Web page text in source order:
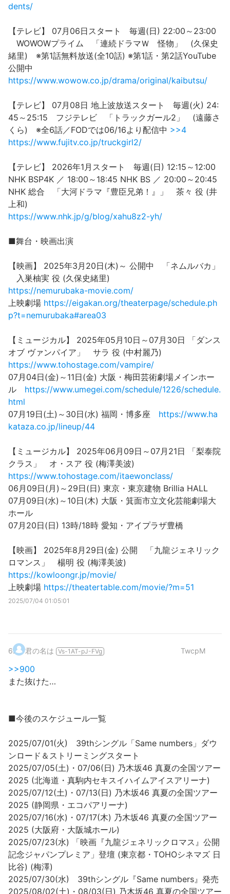
dents/
【テレビ】 07月06日スタート 毎週(日) 22:00～23:00
WOWOWプライム 「連続ドラマＷ 怪物」 (久保史
緒里) ※第1話無料放送(全10話) ※第1話・第2話YouTube
公開中
https://www.wowow.co.jp/drama/original/kaibutsu/
【テレビ】 07月08日 地上波放送スタート 毎週(火) 24:
45～25:15 フジテレビ 「トラックガール2」 (遠藤さ
くら) ※全6話／FODでは06/16より配信中 >>4
https://www.fujitv.co.jp/truckgirl2/
【テレビ】 2026年1月スタート 毎週(日) 12:15～12:00
NHK BSP4K ／ 18:00～18:45 NHK BS ／ 20:00～20:45
NHK 総合 「大河ドラマ『豊臣兄弟！』」 茶々 役 (井
上和)
https://www.nhk.jp/g/blog/xahu8z2-yh/
■舞台・映画出演
【映画】 2025年3月20日(木)～ 公開中 「ネムルバカ」
入巣柚実 役 (久保史緒里)
https://nemurubaka-movie.com/
上映劇場 https://eigakan.org/theaterpage/schedule.ph
p?t=nemurubaka#area03
【ミュージカル】 2025年05月10日～07月30日 「ダンス
オブ ヴァンパイア」 サラ 役 (中村麗乃)
https://www.tohostage.com/vampire/
07月04日(金)～11日(金) 大阪・梅田芸術劇場メインホー
ル https://www.umegei.com/schedule/1226/schedule.
html
07月19日(土)～30日(水) 福岡・博多座 https://www.ha
kataza.co.jp/lineup/44
【ミュージカル】 2025年06月09日～07月21日 「梨泰院
クラス」 オ・スア 役 (梅澤美波)
https://www.tohostage.com/itaewonclass/
06月09日(月)～29日(日) 東京・東京建物 Brillia HALL
07月09日(水)～10日(木) 大阪・箕面市立文化芸能劇場大
ホール
07月20日(日) 13時/18時 愛知・アイプラザ豊橋
【映画】 2025年8月29日(金) 公開 「九龍ジェネリック
ロマンス」 楊明 役 (梅澤美波)
https://kowloongr.jp/movie/
上映劇場 https://theatertable.com/movie/?m=51
2025/07/04 01:05:01
6. 君の名は Vs-1AT-pJ-FVg TwcpM
>>900
また抜けた…
■今後のスケジュール一覧
2025/07/01(火) 39thシングル「Same numbers」ダウ
ンロード＆ストリーミングスタート
2025/07/05(土)・07/06(日) 乃木坂46 真夏の全国ツアー
2025 (北海道・真駒内セキスイハイムアイスアリーナ)
2025/07/12(土)・07/13(日) 乃木坂46 真夏の全国ツアー
2025 (静岡県・エコパアリーナ)
2025/07/16(水)・07/17(木) 乃木坂46 真夏の全国ツアー
2025 (大阪府・大阪城ホール)
2025/07/23(水) 「映画『九龍ジェネリックロマス』公開
記念ジャパンプレミア」登壇 (東京都・TOHOシネマズ 日
比谷) (梅澤)
2025/07/30(水) 39thシングル『Same numbers』発売
2025/08/02(土)・08/03(日) 乃木坂46 真夏の全国ツアー